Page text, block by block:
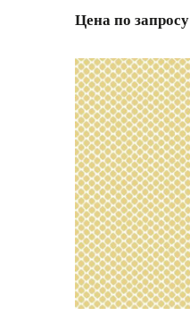
Цена по запросу